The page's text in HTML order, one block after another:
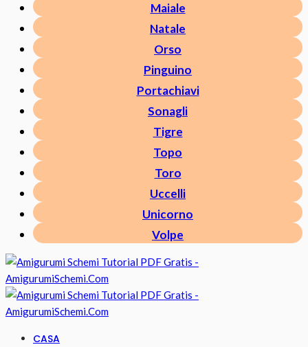
Maiale
Natale
Orso
Pinguino
Portachiavi
Sonagli
Tigre
Topo
Toro
Uccelli
Unicorno
Volpe
CASA